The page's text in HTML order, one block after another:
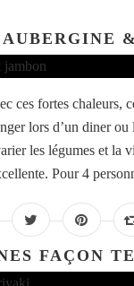
ces fortes chaleurs,
lors d’un diner ou
les légumes et la
Pour 4
FAÇON